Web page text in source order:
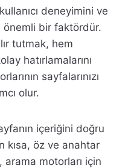
kullanıcı deneyimini ve
önemli bir faktördür.
tutmak, hem
hatırlamalarını
sayfalarınızı
olur.
içeriğini doğru
kısa, öz ve anahtar
arama motorları için